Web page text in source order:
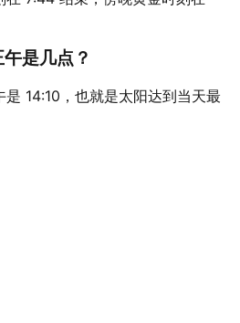
是几点？
14:10，也就是太阳达到当天最